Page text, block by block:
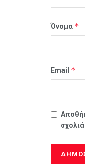
Όνομα *
Email *